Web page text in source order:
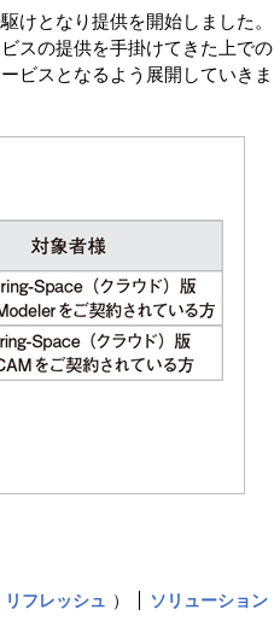
けとなり提供を開始しました。
スの提供を手掛けてきた上での
ビスとなるよう展開していきま
リフレッシュ ） ソリューション